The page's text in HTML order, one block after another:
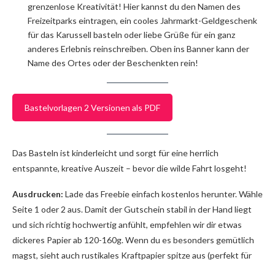
grenzenlose Kreativität! Hier kannst du den Namen des
Freizeitparks eintragen, ein cooles Jahrmarkt-Geldgeschenk
für das Karussell basteln oder liebe Grüße für ein ganz
anderes Erlebnis reinschreiben. Oben ins Banner kann der
Name des Ortes oder der Beschenkten rein!
Bastelvorlagen 2 Versionen als PDF
Das Basteln ist kinderleicht und sorgt für eine herrlich
entspannte, kreative Auszeit – bevor die wilde Fahrt losgeht!
Ausdrucken: Lade das Freebie einfach kostenlos herunter. Wähle
Seite 1 oder 2 aus. Damit der Gutschein stabil in der Hand liegt
und sich richtig hochwertig anfühlt, empfehlen wir dir etwas
dickeres Papier ab 120-160g. Wenn du es besonders gemütlich
magst, sieht auch rustikales Kraftpapier spitze aus (perfekt für